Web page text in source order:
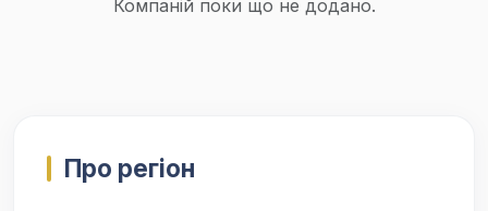
Компаній поки що не додано.
Про регіон